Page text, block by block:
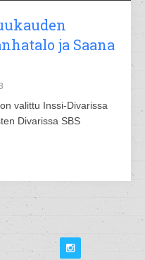
ja Saana
valittu Inssi-Divarissa
Divarissa SBS